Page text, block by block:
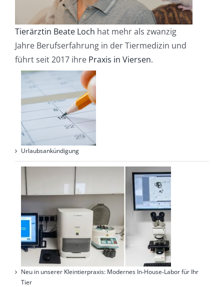
Tierärztin Beate Loch hat mehr als zwanzig
Jahre Berufserfahrung in der Tiermedizin und
führt seit 2017 ihre Praxis in Viersen.
Urlaubsankündigung
Neu in unserer Kleintierpraxis: Modernes In‑House‑Labor für Ihr
Tier